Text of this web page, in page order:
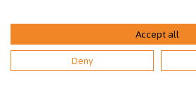
Tietosuojakäytännöt Rahankeräyslupa
Maksuehdot
Ota yhteyttä
Accept all
Deny